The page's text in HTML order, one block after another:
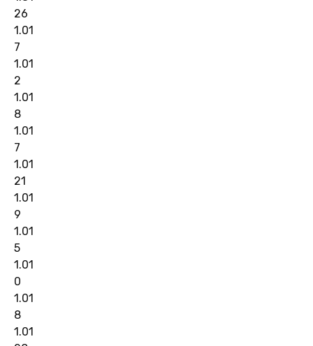
26
1.01
7
1.01
2
1.01
8
1.01
7
1.01
21
1.01
9
1.01
5
1.01
0
1.01
8
1.01